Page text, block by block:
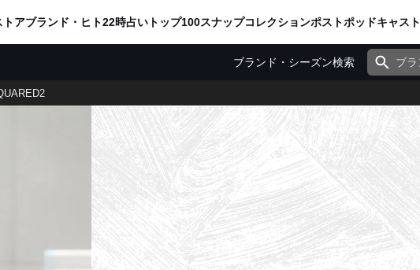
トアブランド・ヒト22時占い トップ100スナップコレクションポストポッドキャスト
ブランド・シーズン検索